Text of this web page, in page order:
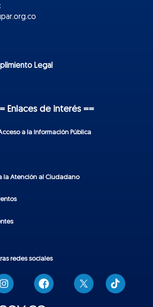
Legal
Enlaces de interés ==
a la Información Pública
la Atención al Ciudadano
redes sociales
T
i
k